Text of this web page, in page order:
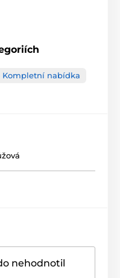
Kompletní nabídka
nehodnotil